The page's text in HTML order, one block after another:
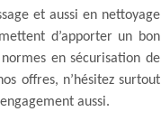
et aussi en nettoyage
d’apporter un bon
en sécurisation de
offres, n’hésitez surtout
aussi.